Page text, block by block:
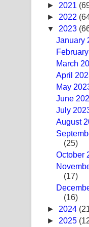
► 2021
► 2022
▼ 2023
January
March
April
May
June
July
August
(25)
October
(17)
(16)
► 2024
► 2025